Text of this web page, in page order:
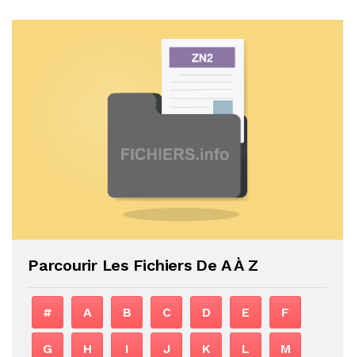
Parcourir Les Fichiers De A À Z
# A B C D E F
G H I J K L M